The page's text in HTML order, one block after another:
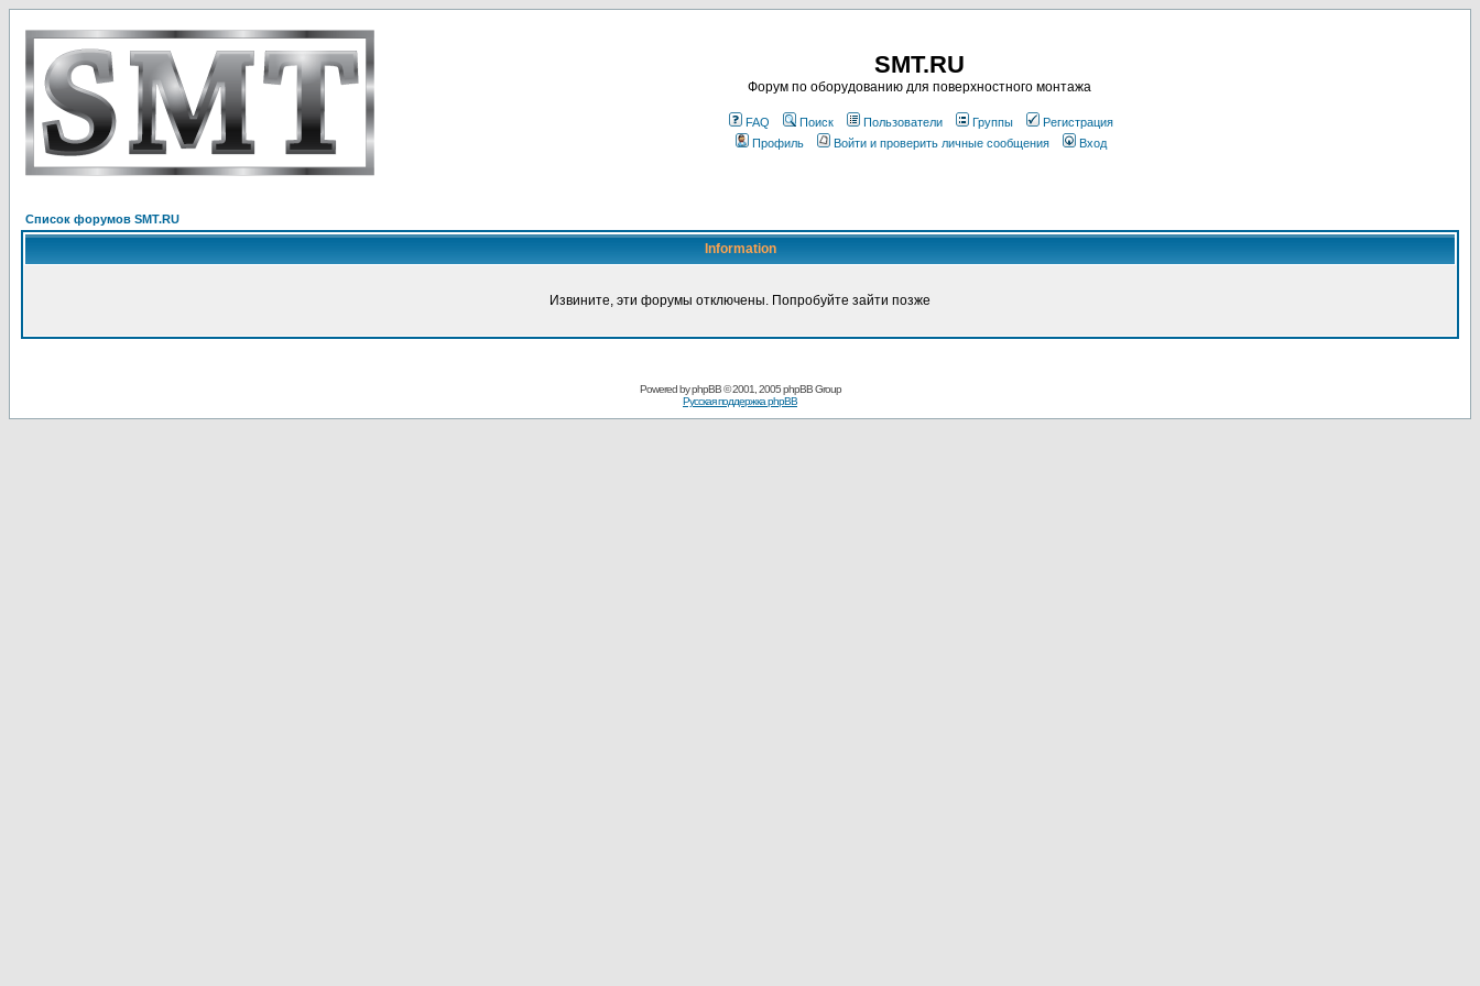
SMT.RU
Форум по оборудованию для поверхностного монтажа
FAQ Поиск Пользователи Группы
Регистрация
Профиль
Войти и проверить личные сообщения Вход
Список форумов SMT.RU
Information
Извините, эти форумы отключены. Попробуйте зайти позже
Powered byphpBB© 2001, 2005 phpBB Group
Русская поддержка phpBB